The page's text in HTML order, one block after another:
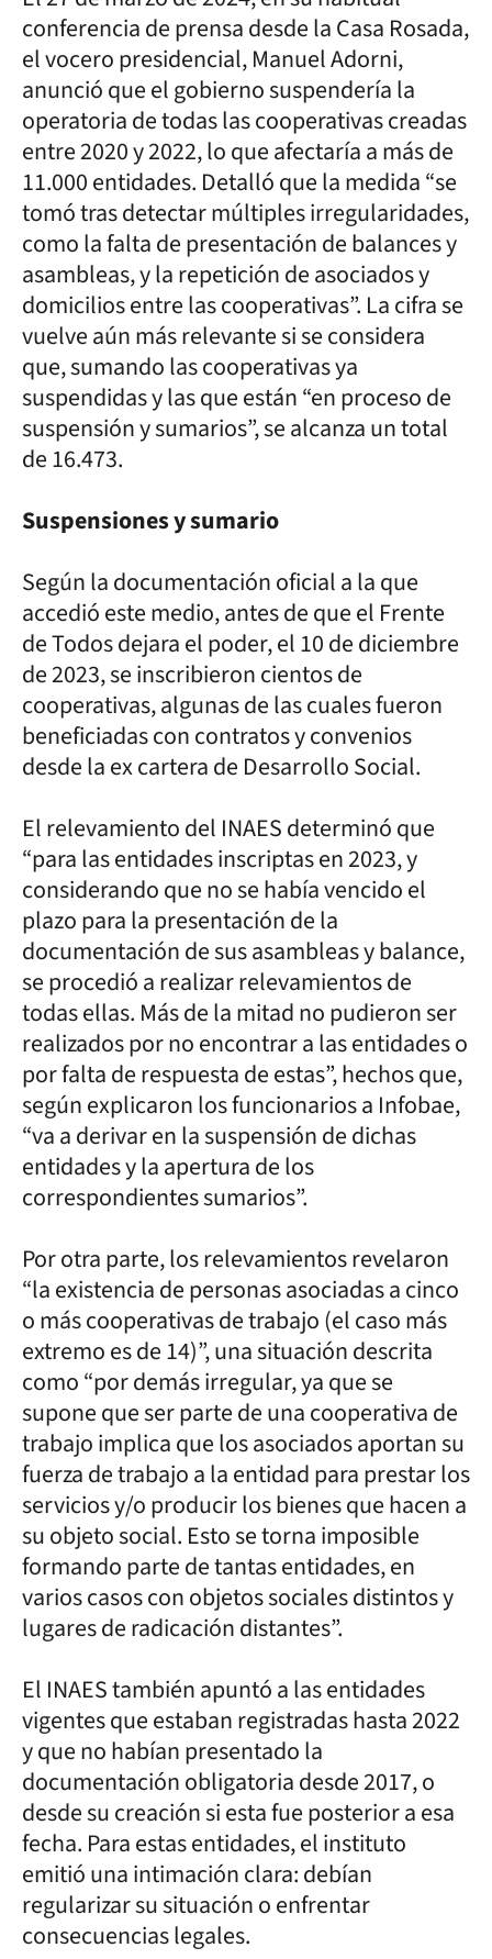
conferencia de prensa desde la Casa Rosada,
el vocero presidencial, Manuel Adorni,
anunció que el gobierno suspendería la
operatoria de todas las cooperativas creadas
entre 2020 y 2022, lo que afectaría a más de
11.000 entidades. Detalló que la medida “se
tomó tras detectar múltiples irregularidades,
como la falta de presentación de balances y
asambleas, y la repetición de asociados y
domicilios entre las cooperativas”. La cifra se
vuelve aún más relevante si se considera
que, sumando las cooperativas ya
suspendidas y las que están “en proceso de
suspensión y sumarios”, se alcanza un total
de 16.473.
Suspensiones y sumario
Según la documentación oficial a la que
accedió este medio, antes de que el Frente
de Todos dejara el poder, el 10 de diciembre
de 2023, se inscribieron cientos de
cooperativas, algunas de las cuales fueron
beneficiadas con contratos y convenios
desde la ex cartera de Desarrollo Social.
El relevamiento del INAES determinó que
“para las entidades inscriptas en 2023, y
considerando que no se había vencido el
plazo para la presentación de la
documentación de sus asambleas y balance,
se procedió a realizar relevamientos de
todas ellas. Más de la mitad no pudieron ser
realizados por no encontrar a las entidades o
por falta de respuesta de estas”, hechos que,
según explicaron los funcionarios a Infobae,
“va a derivar en la suspensión de dichas
entidades y la apertura de los
correspondientes sumarios”.
Por otra parte, los relevamientos revelaron
“la existencia de personas asociadas a cinco
o más cooperativas de trabajo (el caso más
extremo es de 14)”, una situación descrita
como “por demás irregular, ya que se
supone que ser parte de una cooperativa de
trabajo implica que los asociados aportan su
fuerza de trabajo a la entidad para prestar los
servicios y/o producir los bienes que hacen a
su objeto social. Esto se torna imposible
formando parte de tantas entidades, en
varios casos con objetos sociales distintos y
lugares de radicación distantes”.
El INAES también apuntó a las entidades
vigentes que estaban registradas hasta 2022
y que no habían presentado la
documentación obligatoria desde 2017, o
desde su creación si esta fue posterior a esa
fecha. Para estas entidades, el instituto
emitió una intimación clara: debían
regularizar su situación o enfrentar
consecuencias legales.